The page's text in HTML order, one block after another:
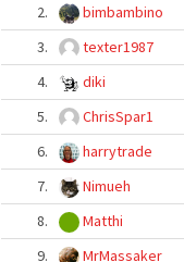
2.
bimbambino
3.
texter1987
4.
diki
5.
ChrisSpar1
6.
harrytrade
7.
Nimueh
8.
Matthi
9.
MrMassaker